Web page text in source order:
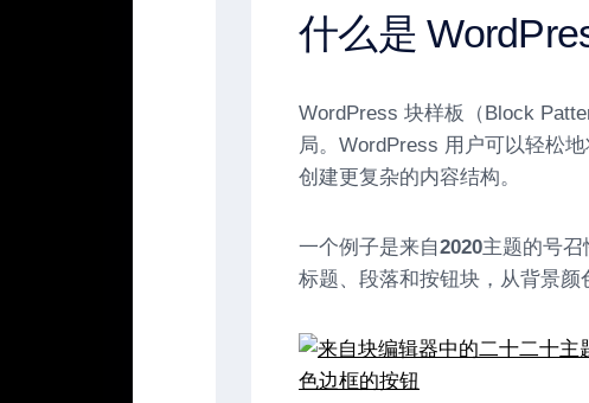
什么是
WordPress 块样板（Block
局。WordPress 用户可以轻松
创建更复杂的内容结构。
一个例子是来自2020主题的号
标题、段落和按钮块，从背景颜